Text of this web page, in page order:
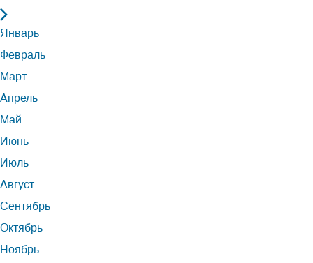
Январь
Февраль
Март
Апрель
Май
Июнь
Июль
Август
Сентябрь
Октябрь
Ноябрь